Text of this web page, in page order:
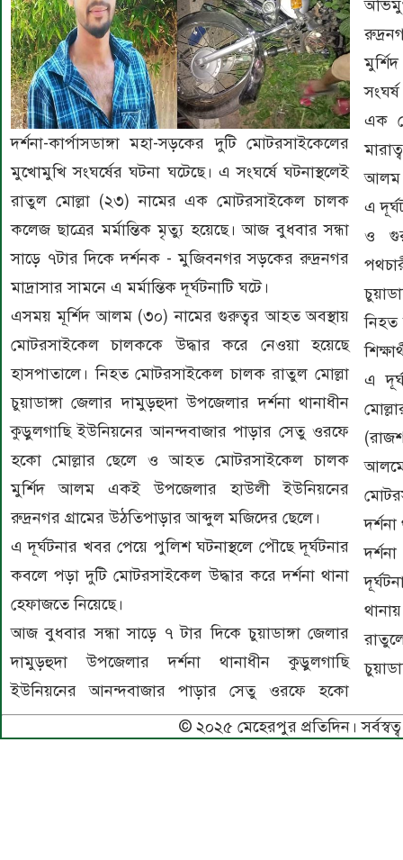
দর্শনা-কার্পাসডাঙ্গা মহা-সড়কের দুটি মোটরসাইকেলের
মুখোমুখি সংঘর্ষের ঘটনা ঘটেছে। এ সংঘর্ষে ঘটনাস্থলেই
রাতুল মোল্লা (২৩) নামের এক মোটরসাইকেল চালক
কলেজ ছাত্রের মর্মান্তিক মৃত্যু হয়েছে। আজ বুধবার সন্ধা
সাড়ে ৭টার দিকে দর্শনক - মুজিবনগর সড়কের রুদ্রনগর
মাদ্রাসার সামনে এ মর্মান্তিক দূর্ঘটনাটি ঘটে।
এসময় মূর্শিদ আলম (৩০) নামের গুরুত্বর আহত অবস্থায়
মোটরসাইকেল চালককে উদ্ধার করে নেওয়া হয়েছে
হাসপাতালে। নিহত মোটরসাইকেল চালক রাতুল মোল্লা
চুয়াডাঙ্গা জেলার দামুড়হুদা উপজেলার দর্শনা থানাধীন
কুড়ুলগাছি ইউনিয়নের আনন্দবাজার পাড়ার সেতু ওরফে
হকাে মোল্লার ছেলে ও আহত মোটরসাইকেল চালক
মুর্শিদ আলম একই উপজেলার হাউলী ইউনিয়নের
রুদ্রনগর গ্রামের উঠতিপাড়ার আব্দুল মজিদের ছেলে।
এ দূর্ঘটনার খবর পেয়ে পুলিশ ঘটনাস্থলে পৌছে দূর্ঘটনার
কবলে পড়া দুটি মোটরসাইকেল উদ্ধার করে দর্শনা থানা
হেফাজতে নিয়েছে।
আজ বুধবার সন্ধা সাড়ে ৭ টার দিকে চুয়াডাঙ্গা জেলার
দামুড়হুদা উপজেলার দর্শনা থানাধীন কুড়ুলগাছি
ইউনিয়নের আনন্দবাজার পাড়ার সেতু ওরফে হকাে
এক
আলম
এ
ও
নিহত
এ
© ২০২৫ মেহেরপুর প্রতিদিন। সর্বস্বত্ব